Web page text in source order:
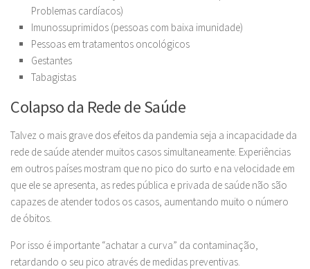
Problemas cardíacos)
Imunossuprimidos (pessoas com baixa imunidade)
Pessoas em tratamentos oncológicos
Gestantes
Tabagistas
Colapso da Rede de Saúde
Talvez o mais grave dos efeitos da pandemia seja a incapacidade da
rede de saúde atender muitos casos simultaneamente. Experiências
em outros países mostram que no pico do surto e na velocidade em
que ele se apresenta, as redes pública e privada de saúde não são
capazes de atender todos os casos, aumentando muito o número
de óbitos.
Por isso é importante “achatar a curva” da contaminação,
retardando o seu pico através de medidas preventivas.